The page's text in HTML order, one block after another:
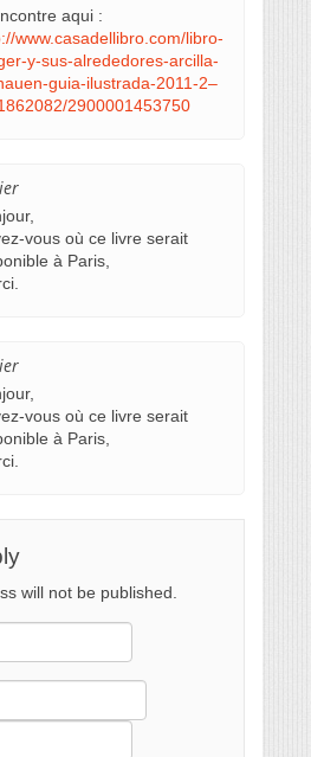
aqui :
www.casadellibro.com/libro-
y-sus-alrededores-arcilla-
guia-ilustrada-2011-2–
2900001453750
vous où ce livre serait
à Paris,
vous où ce livre serait
à Paris,
will not be published.